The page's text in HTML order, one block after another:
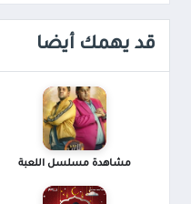
قد يهمك أيضا
مشاهدة مسلسل اللعبة